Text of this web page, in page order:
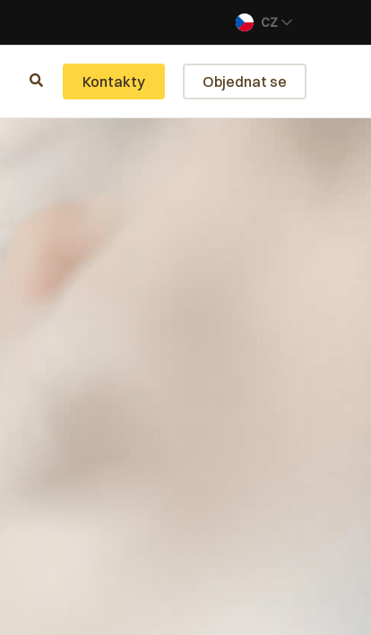
CZ
Kontakty Objednat se